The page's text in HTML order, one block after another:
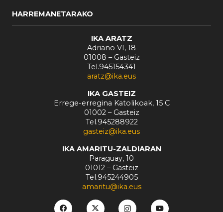
HARREMANETARAKO
IKA ARATZ
Adriano VI, 18
01008 – Gasteiz
Tel.945154341
aratz@ika.eus
IKA GASTEIZ
Errege-erregina Katolikoak, 15 C
01002 – Gasteiz
Tel.945288922
gasteiz@ika.eus
IKA AMARITU-ZALDIARAN
Paraguay, 10
01012 – Gasteiz
Tel.945244905
amaritu@ika.eus